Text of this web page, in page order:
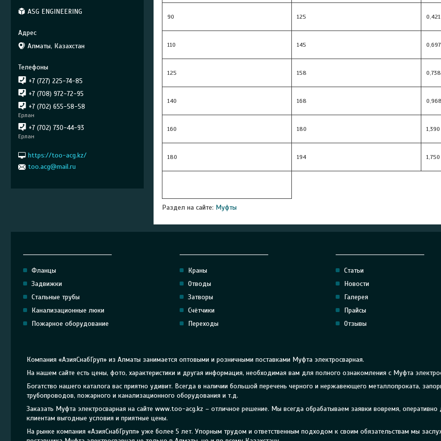
90 125 0,421
110 145 0,697
125 158 0,738
140 168
160 180 1,390
180 194 1,750
Раздел на сайте: Муфты
ASG ENGINEERING
Алматы, Казахстан
+7 (727) 225-74-85
+7 (708) 972-72-95
+7 (702) 655-58-58
Ерлан
+7 (702) 730-44-93
Ерлан
https://too-acg.kz/
too.acg@mail.ru
Фланцы
Задвижки
Стальные трубы
Канализационные люки
Пожарное оборудование
Краны
Отводы
Затворы
Счётчики
Переходы
Статьи
Новости
Галерея
Прайсы
Отзывы
Компания «АзияСнабГруп» из Алматы занимается оптовыми и розничными поставками Муфта электросварная.
На нашем сайте есть цены, фото, характеристики и другая информация, необходимая вам для полного ознакомления с Муфта
Богатство нашего каталога вас приятно удивит. Всегда в наличии большой перечень черного и нержавеющего металлопроката,
трубопроводов, пожарного и канализационного оборудования и т.д.
Заказать Муфта электросварная на сайте www.too-acg.kz – отличное решение. Мы всегда обрабатываем заявки вовремя,
клиентам выгодные условия и приятные цены.
На рынке компания «АзияСнабГрупп» уже более 5 лет. Упорным трудом и ответственным подходом к своим обязательствам мы